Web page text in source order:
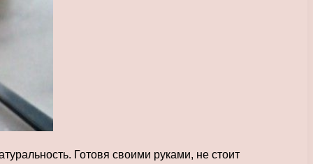
Готовя своими руками, не стоит